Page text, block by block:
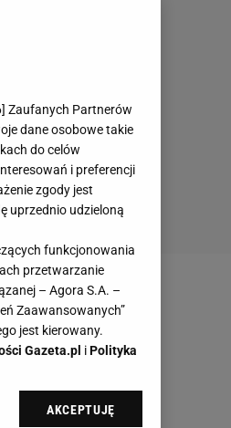
] Zaufanych Partnerów
dane osobowe takie
do celów
i preferencji
zgody jest
uprzednio udzieloną
funkcjonowania
przetwarzanie
– Agora S.A. –
Zaawansowanych”
jest kierowany.
Gazeta.pl iPolityka
sp. z o.o., jej
AKCEPTUJĘ